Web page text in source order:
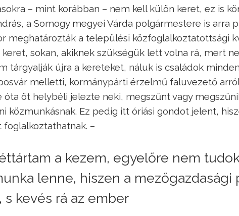
– mint korábban – nem kell külön keret, ez is
a Somogy megyei Várda polgármestere is arra
meghatározták a települési közfoglalkoztatottsági
keret, sokan, akiknek szükségük lett volna rá, mert
tárgyalják újra a kereteket, náluk is családok
melletti, kormánypárti érzelmű faluvezető
óta öt helybéli jelezte neki, megszűnt vagy
közmunkásnak. Ez pedig itt óriási gondot jelent,
–
a kezem, egyelőre nem
lenne, hiszen a mezőgazdasági
s kevés rá az ember